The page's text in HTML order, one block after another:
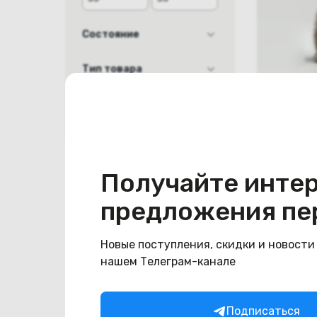
Получайте
предложения
Новые поступления, скидки и
нашем Телеграм-канале
Подписаться
Состояние
Тип товара
55BYN 65